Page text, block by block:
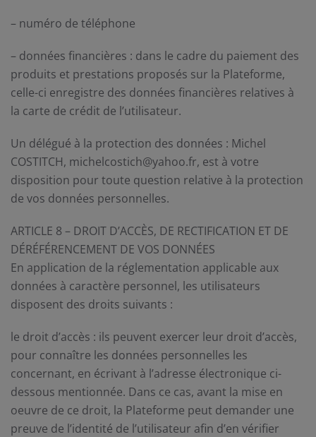
– numéro de téléphone
– données financières : dans le cadre du paiement des
produits et prestations proposés sur la Plateforme,
celle-ci enregistre des données financières relatives à
la carte de crédit de l’utilisateur.
Un délégué à la protection des données : Michel
COSTITCH, michelcostich@yahoo.fr, est à votre
disposition pour toute question relative à la protection
de vos données personnelles.
ARTICLE 8 – DROIT D’ACCÈS, DE RECTIFICATION ET DE
DÉRÉFÉRENCEMENT DE VOS DONNÉES
En application de la réglementation applicable aux
données à caractère personnel, les utilisateurs
disposent des droits suivants :
le droit d’accès : ils peuvent exercer leur droit d’accès,
pour connaître les données personnelles les
concernant, en écrivant à l’adresse électronique ci-
dessous mentionnée. Dans ce cas, avant la mise en
oeuvre de ce droit, la Plateforme peut demander une
preuve de l’identité de l’utilisateur afin d’en vérifier